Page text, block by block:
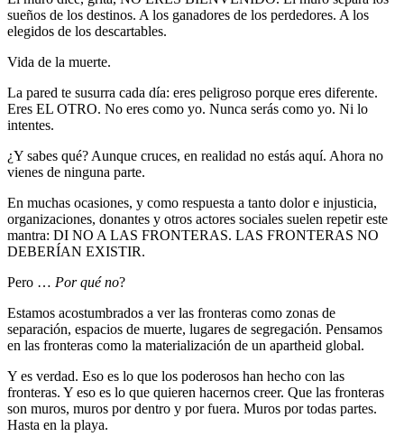
sueños de los destinos. A los ganadores de los perdedores. A los
elegidos de los descartables.
Vida de la muerte.
La pared te susurra cada día: eres peligroso porque eres diferente.
Eres EL OTRO. No eres como yo. Nunca serás como yo. Ni lo
intentes.
¿Y sabes qué? Aunque cruces, en realidad no estás aquí. Ahora no
vienes de ninguna parte.
En muchas ocasiones, y como respuesta a tanto dolor e injusticia,
organizaciones, donantes y otros actores sociales suelen repetir este
mantra: DI NO A LAS FRONTERAS. LAS FRONTERAS NO
DEBERÍAN EXISTIR.
Pero … Por qué no?
Estamos acostumbrados a ver las fronteras como zonas de
separación, espacios de muerte, lugares de segregación. Pensamos
en las fronteras como la materialización de un apartheid global.
Y es verdad. Eso es lo que los poderosos han hecho con las
fronteras. Y eso es lo que quieren hacernos creer. Que las fronteras
son muros, muros por dentro y por fuera. Muros por todas partes.
Hasta en la playa.